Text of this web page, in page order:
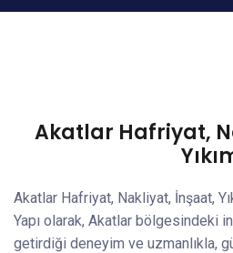
Akatlar Hafriyat,
Akatlar Hafriyat, Nakliyat, İnşaat,
Yapı olarak, Akatlar bölgesindeki
getirdiği deneyim ve uzmanlıkla,